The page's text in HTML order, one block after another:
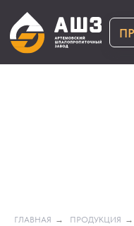
ПРОДУКЦИЯ
ГЛАВНАЯ → ПРОДУКЦИЯ →